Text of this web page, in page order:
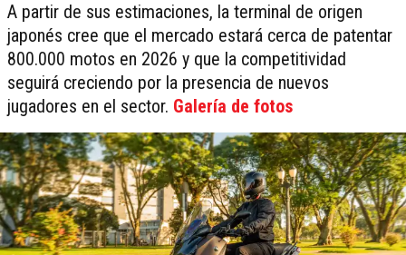
A partir de sus estimaciones, la terminal de origen
japonés cree que el mercado estará cerca de patentar
800.000 motos en 2026 y que la competitividad
seguirá creciendo por la presencia de nuevos
jugadores en el sector. Galería de fotos